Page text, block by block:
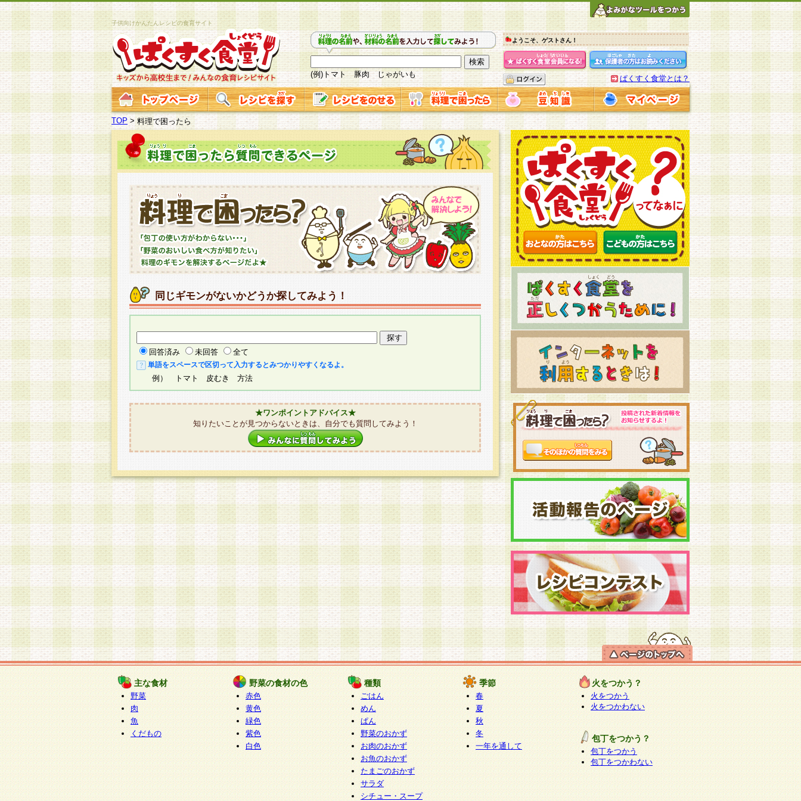
子供向けかんたんレシピの食育サイト
(例)トマト 豚肉 じゃがいも
ようこそ、ゲストさん！
ぱくすく食堂とは？
TOP > 料理で困ったら
同じギモンがないかどうか探してみよう！
回答済み 未回答 全て
単語をスペースで区切って入力するとみつかりやすくなるよ。
例） トマト 皮むき 方法
★ワンポイントアドバイス★
知りたいことが見つからないときは、自分でも質問してみよう！
主な食材
野菜
肉
魚
くだもの
野菜の食材の色
赤色
黄色
緑色
紫色
白色
種類
ごはん
めん
ぱん
野菜のおかず
お肉のおかず
お魚のおかず
たまごのおかず
サラダ
シチュー・スープ
季節
春
夏
秋
冬
一年を通して
火をつかう？
火をつかう
火をつかわない
包丁をつかう？
包丁をつかう
包丁をつかわない